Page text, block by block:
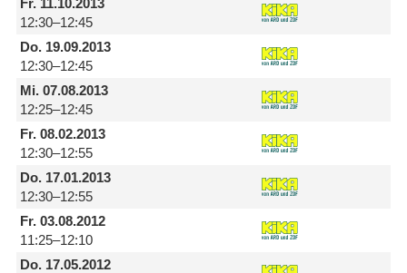
12:30–12:45
Do.19.09.2013
12:30–12:45
Mi.07.08.2013
12:25–12:45
Fr.08.02.2013
12:30–12:55
Do.17.01.2013
12:30–12:55
Fr.03.08.2012
11:25–12:10
Do.17.05.2012